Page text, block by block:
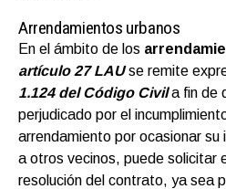
Arrendamientos urbanos
En el ámbito de los
artículo 27 LAUse remite
1.124 del Código Civila fin de
perjudicado por el
arrendamiento por ocasionar su
a otros vecinos, puede solicitar
resolución del contrato, ya sea